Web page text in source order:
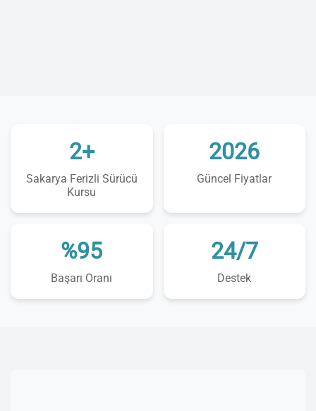
2+
Sakarya Ferizli Sürücü
Kursu
2026
Güncel Fiyatlar
%95
Başarı Oranı
24/7
Destek